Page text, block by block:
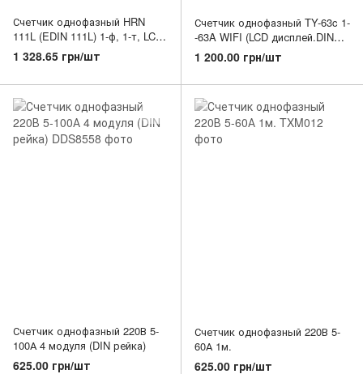
Счетчик однофазный HRN
111L (EDIN 111L) 1-ф, 1-т, LCD
дисплей
1 328.65 грн/шт
Счетчик однофазный TY-63c 1-
-63A WIFI (LCD дисплей.DIN
рейка 2 модуля)
1 200.00 грн/шт
Счетчик однофазный 220В 5-
100А 4 модуля (DIN рейка)
625.00 грн/шт
Счетчик однофазный 220В 5-
60А 1м.
625.00 грн/шт